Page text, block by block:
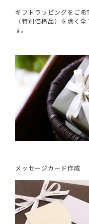
ギフトラッピングをご
（特別価格品）を除く
す。
メッセージカード作成